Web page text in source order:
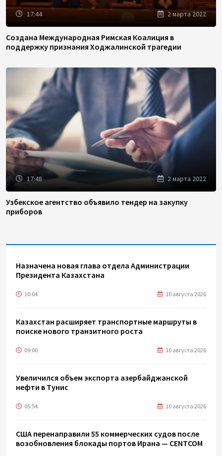
17:44 2 марта 2022
Создана Международная Римская Коалиция в
поддержку признания Ходжалинской трагедии
17:48 2 марта 2022
Узбекское агентство объявило тендер на закупку
приборов
Назначена новая глава отдела Администрации
Президента Казахстана
10:04 10 августа 2026
Казахстан расширяет транспортные маршруты в
поиске нового транзитного роста
09:00 10 августа 2026
Увеличился объем экспорта азербайджанской
нефти в Тунис
05:54 10 августа 2026
США перенаправили 55 коммерческих судов после
возобновления блокады портов Ирана — CENTCOM